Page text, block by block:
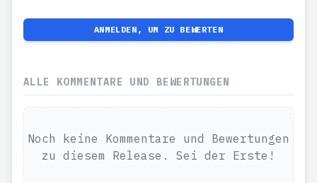
ANMELDEN, UM ZU BEWERTEN
ALLE KOMMENTARE UND BEWERTUNGEN
Noch keine Kommentare und Bewertungen
zu diesem Release. Sei der Erste!